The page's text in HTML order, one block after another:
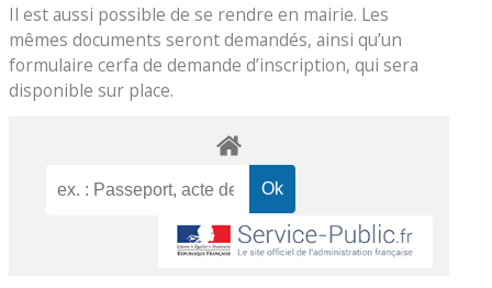
Il est aussi possible de se rendre en mairie. Les
mêmes documents seront demandés, ainsi qu’un
formulaire cerfa de demande d’inscription, qui sera
disponible sur place.